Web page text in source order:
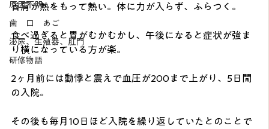
原因不明
歯 口 あご
泌尿、生殖器、肛門
研修物語
首肩が熱をもって熱い。体に力が入らず、ふらつく。
食べ過ぎると胃がむかむかし、午後になると症状が強ま
り横になっている方が楽。
2ヶ月前には動悸と震えで血圧が200まで上がり、5日間
の入院。
その後も毎月10日ほど入院を繰り返していたとのことで